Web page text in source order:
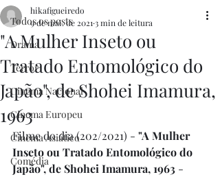
Todos os posts
Drama
Terror
Cinema Nacional
Cinema Europeu
Cinema Asiático
Comédia
"A Mulher Inseto ou
Tratado Entomológico do
Japão", de Shohei Imamura,
1963
hikafigueiredo
9 de mai. de 2021 3 min de leitura
Filme do dia (202/2021) - "A Mulher
Inseto ou Tratado Entomológico do
Japão", de Shohei Imamura, 1963 -